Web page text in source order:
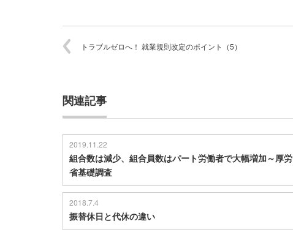
トラブルゼロへ！ 就業規則改定のポイント（5）
関連記事
2019.11.22
組合数は減少、組合員数はパート労働者で大幅増加～厚労
省基礎調査
2018.7.4
振替休日と代休の違い